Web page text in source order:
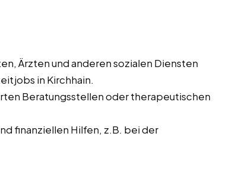
Ärzten und anderen sozialen Diensten
in Kirchhain.
Beratungsstellen oder therapeutischen
finanziellen Hilfen, z.B. bei der